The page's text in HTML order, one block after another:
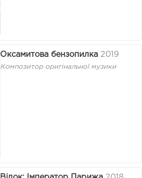
Оксамитова бензопилка 2019
Композитор оригінальної музики